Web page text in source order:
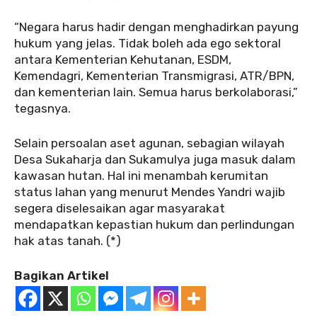
“Negara harus hadir dengan menghadirkan payung
hukum yang jelas. Tidak boleh ada ego sektoral
antara Kementerian Kehutanan, ESDM,
Kemendagri, Kementerian Transmigrasi, ATR/BPN,
dan kementerian lain. Semua harus berkolaborasi,”
tegasnya.
Selain persoalan aset agunan, sebagian wilayah
Desa Sukaharja dan Sukamulya juga masuk dalam
kawasan hutan. Hal ini menambah kerumitan
status lahan yang menurut Mendes Yandri wajib
segera diselesaikan agar masyarakat
mendapatkan kepastian hukum dan perlindungan
hak atas tanah. (*)
Bagikan Artikel